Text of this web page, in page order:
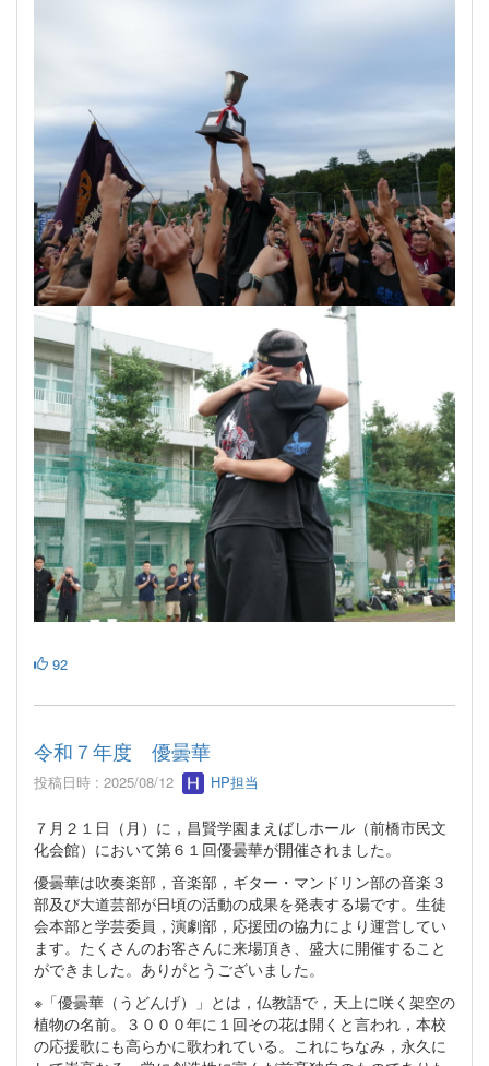
92
令和７年度 優曇華
投稿日時 : 2025/08/12 HP担当
７月２１日（月）に，昌賢学園まえばしホール（前橋市民文
化会館）において第６１回優曇華が開催されました。
優曇華は吹奏楽部，音楽部，ギター・マンドリン部の音楽３
部及び大道芸部が日頃の活動の成果を発表する場です。生徒
会本部と学芸委員，演劇部，応援団の協力により運営してい
ます。たくさんのお客さんに来場頂き、盛大に開催すること
ができました。ありがとうございました。
※「優曇華（うどんげ）」とは，仏教語で，天上に咲く架空の
植物の名前。３０００年に１回その花は開くと言われ，本校
の応援歌にも高らかに歌われている。これにちなみ，永久に